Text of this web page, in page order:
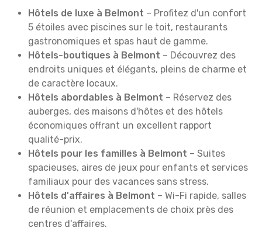
Hôtels de luxe à Belmont – Profitez d'un confort
5 étoiles avec piscines sur le toit, restaurants
gastronomiques et spas haut de gamme.
Hôtels-boutiques à Belmont – Découvrez des
endroits uniques et élégants, pleins de charme et
de caractère locaux.
Hôtels abordables à Belmont – Réservez des
auberges, des maisons d'hôtes et des hôtels
économiques offrant un excellent rapport
qualité-prix.
Hôtels pour les familles à Belmont – Suites
spacieuses, aires de jeux pour enfants et services
familiaux pour des vacances sans stress.
Hôtels d'affaires à Belmont – Wi-Fi rapide, salles
de réunion et emplacements de choix près des
centres d'affaires.